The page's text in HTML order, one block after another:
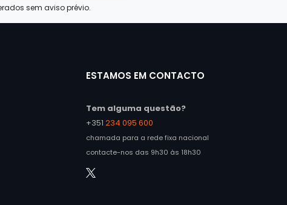
sem aviso prévio.
ESTAMOS EM CONTACTO
Tem alguma questão?
+351 234 095 600
chamada para a rede fixa nacional
contacte-nos das 9h30 às 18h30